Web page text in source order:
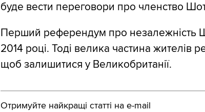
буде вести переговори про членство
Перший референдум про незалежність
2014 році. Тоді велика частина жителів
щоб залишитися у Великобританії.
Отримуйте найкращі статті на e-mail